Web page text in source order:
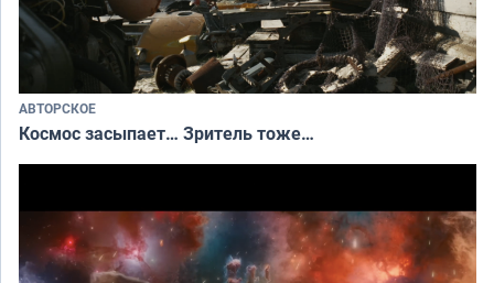
АВТОРСКОЕ
Космос засыпает… Зритель тоже…